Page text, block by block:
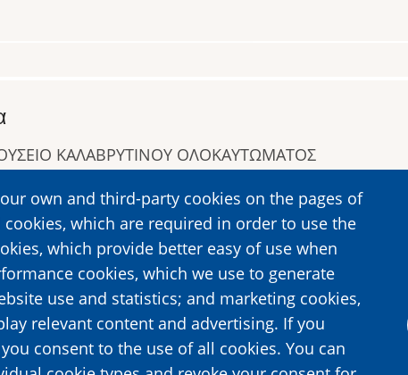
own and third-party cookies on the pages of
which are required in order to use the
which provide better easy of use when
cookies, which we use to generate
use and statistics; and marketing cookies,
relevant content and advertising. If you
you consent to the use of all cookies. You can
ΚΑΛΑΒΡΥΤΙΝΟΥ ΟΛΟΚΑΥΤΩΜΑΤΟΣ
, 2692360220
|| info@dmko.gr
Image